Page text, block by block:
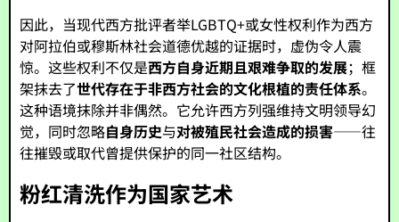
因此，当现代西方批评者举LGBTQ+或女性权利作为西方
对阿拉伯或穆斯林社会道德优越的证据时，虚伪令人震
惊。这些权利不仅是西方自身近期且艰难争取的发展；框
架抹去了世代存在于非西方社会的文化根植的责任体系。
这种语境抹除并非偶然。它允许西方列强维持文明领导幻
觉，同时忽略自身历史与对被殖民社会造成的损害——往
往摧毁或取代曾提供保护的同一社区结构。
粉红清洗作为国家艺术